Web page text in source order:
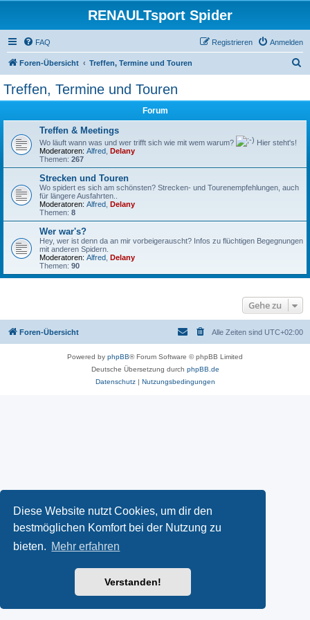
Diese Website nutzt Cookies, um dir den
bestmöglichen Komfort bei der Nutzung zu
bieten. Mehr erfahren
Verstanden!
RENAULTsport Spider
FAQ Anmelden
Registrieren
Foren-Übersicht Treffen, Termine und Touren
Treffen, Termine und Touren
Forum
Treffen & Meetings
Wo läuft wann was und wer trifft sich wie mit wem warum?
Hier steht's!
Moderatoren: Alfred Delany
Themen: 267
Strecken und Touren
Wo spidert es sich am schönsten? Strecken- und Tourenempfehlungen, auch
für längere Ausfahrten..
Moderatoren: Alfred Delany
Themen: 8
Wer war's?
Hey, wer ist denn da an mir vorbeigerauscht? Infos zu flüchtigen Begegnungen
mit anderen Spidern.
Moderatoren: Alfred Delany
Themen: 90
Gehe zu
Foren-Übersicht Alle Zeiten sind UTC+02:00
Powered by phpBB® Forum Software © phpBB Limited
Deutsche Übersetzung durch phpBB.de
Datenschutz| Nutzungsbedingungen